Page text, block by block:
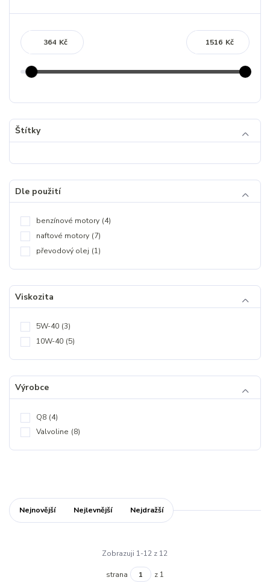
Kč Kč
Štítky
Dle použití
benzínové motory (4)
naftové motory (7)
převodový olej (1)
Viskozita
5W-40 (3)
10W-40 (5)
Výrobce
Q8 (4)
Valvoline (8)
Nejnovější Nejlevnější Nejdražší
Zobrazuji 1-12 z 12
strana z 1